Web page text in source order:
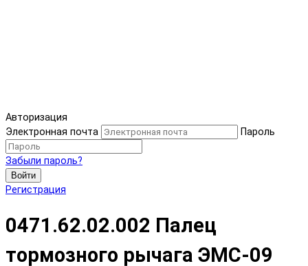
Авторизация
Электронная почта
Пароль
Забыли пароль?
Войти
Регистрация
0471.62.02.002 Палец
тормозного рычага ЭМС-09